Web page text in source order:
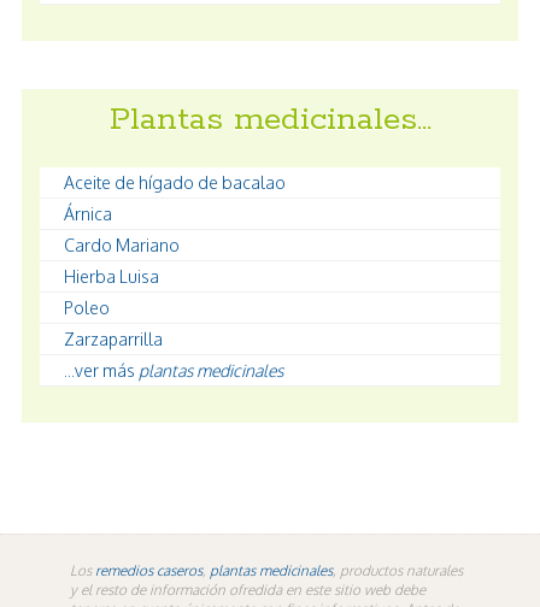
Plantas medicinales…
Aceite de hígado de bacalao
Árnica
Cardo Mariano
Hierba Luisa
Poleo
Zarzaparrilla
...ver más plantas medicinales
Los remedios caseros, plantas medicinales, productos naturales
y el resto de información ofredida en este sitio web debe